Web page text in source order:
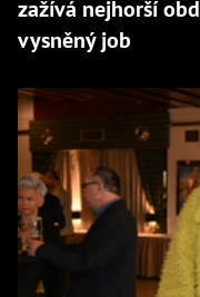
zažívá nejhorší
vysněný job